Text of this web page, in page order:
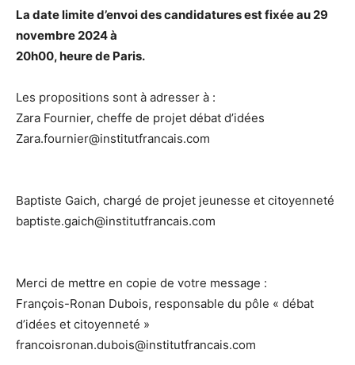
La date limite d’envoi des candidatures est fixée au 29
novembre 2024 à
20h00, heure de Paris.
Les propositions sont à adresser à :
Zara Fournier, cheffe de projet débat d’idées
Zara.fournier@institutfrancais.com
Baptiste Gaich, chargé de projet jeunesse et citoyenneté
baptiste.gaich@institutfrancais.com
Merci de mettre en copie de votre message :
François-Ronan Dubois, responsable du pôle « débat
d’idées et citoyenneté »
francoisronan.dubois@institutfrancais.com